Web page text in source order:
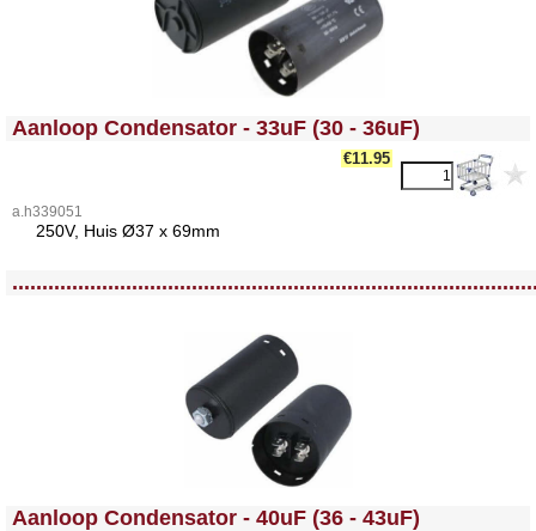
<!-- MakeFullWidth0 --><!-- MakeFullWidth1 --><!-- MakeFullWidth2 --><!-- MakeFullWidth3 --><!-- MakeFullWidth4 --><!-- MakeFullWidth5 --><!-- MakeFullWidth6 --><!-- MakeFullWidth7 --><!-- MakeFullWidth8 --><!-- MakeFullWidth9 --><!-- MakeFullWidth10 --><!-- MakeFullWidth11 --><!-- MakeFullWidth12 --><!-- MakeFullWidth13 --><!-- MakeFullWidth14 --><!-- MakeFullWidth15 --><!-- MakeFullWidth16 --><!-- MakeFullWidth17 --><!-- MakeFullWidth18 --><!-- MakeFullWidth19 -->
Aanloop Condensator - 33uF (30 - 36uF)
€11.95
a.h339051
250V, Huis Ø37 x 69mm
<!-- MakeFullWidth0 --><!-- MakeFullWidth1 --><!-- MakeFullWidth2 --><!-- MakeFullWidth3 --><!-- MakeFullWidth4 --><!-- MakeFullWidth5 --><!-- MakeFullWidth6 --><!-- MakeFullWidth7 --><!-- MakeFullWidth8 --><!-- MakeFullWidth9 --><!-- MakeFullWidth10 --><!-- MakeFullWidth11 --><!-- MakeFullWidth12 --><!-- MakeFullWidth13 --><!-- MakeFullWidth14 --><!-- MakeFullWidth15 --><!-- MakeFullWidth16 --><!-- MakeFullWidth17 --><!-- MakeFullWidth18 --><!-- MakeFullWidth19 -->
Aanloop Condensator - 40uF (36 - 43uF)